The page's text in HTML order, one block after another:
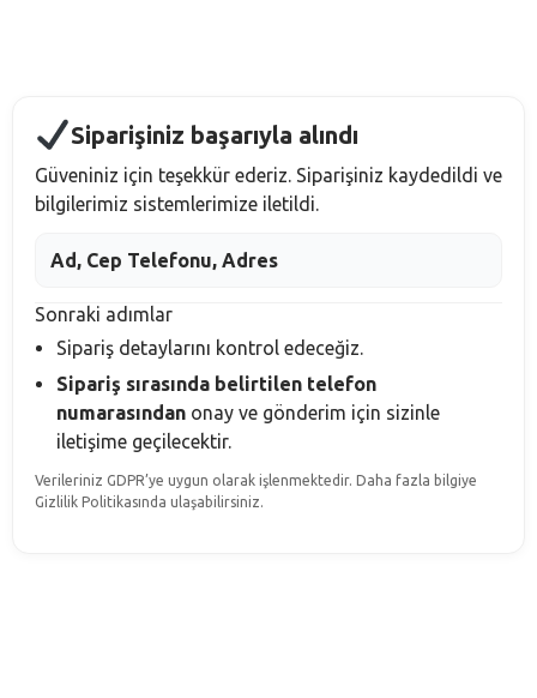
Siparişiniz başarıyla alındı
Güveniniz için teşekkür ederiz. Siparişiniz kaydedildi ve
bilgilerimiz sistemlerimize iletildi.
Ad, Cep Telefonu, Adres
Sonraki adımlar
Sipariş detaylarını kontrol edeceğiz.
Sipariş sırasında belirtilen telefon
numarasından onay ve gönderim için sizinle
iletişime geçilecektir.
Verileriniz GDPR’ye uygun olarak işlenmektedir. Daha fazla bilgiye
Gizlilik Politikasında ulaşabilirsiniz.